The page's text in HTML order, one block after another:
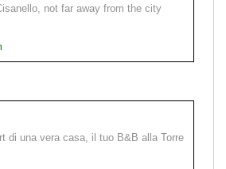
not far away from the city
di una vera casa, il tuo B&B alla Torre